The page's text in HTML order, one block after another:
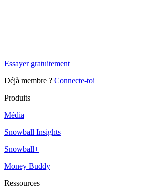
Essayer gratuitement
Déjà membre ? Connecte-toi
Produits
Média
Snowball Insights
Snowball+
Money Buddy
Ressources